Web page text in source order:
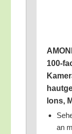
100-
lons,
an